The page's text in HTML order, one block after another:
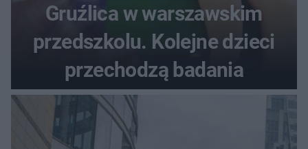
Gruźlica w warszawskim
przedszkolu. Kolejne dzieci
przechodzą badania